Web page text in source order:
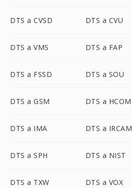
DTS a CVSD DTS a CVU
DTS a VMS DTS a FAP
DTS a FSSD DTS a SOU
DTS a GSM DTS a HCOM
DTS a IMA DTS a IRCAM
DTS a SPH DTS a NIST
DTS a TXW DTS a VOX